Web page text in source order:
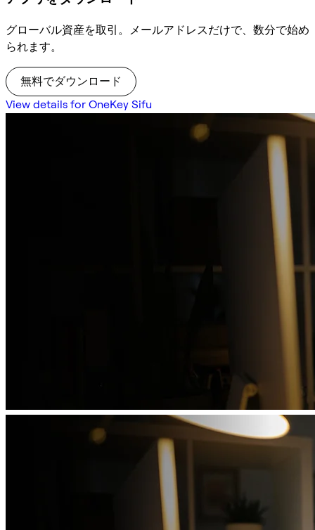
グローバル資産を取引。メールアドレスだけで、数分で始め
られます。
無料でダウンロード
View details for OneKey Sifu